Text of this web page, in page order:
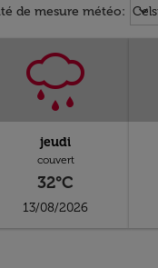
de mesure météo: keyboard_arrow_down
jeudi
couvert
32°C
13/08/2026